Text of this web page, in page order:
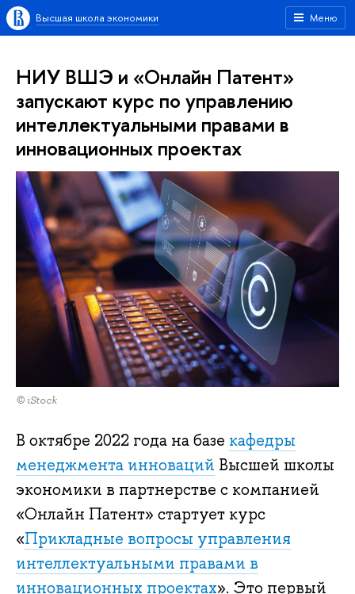
Меню
Высшая школа экономики
НИУ ВШЭ и «Онлайн Патент»
запускают курс по управлению
интеллектуальными правами в
инновационных проектах
© iStock
В октябре 2022 года на базе кафедры
менеджмента инноваций Высшей школы
экономики в партнерстве с компанией
«Онлайн Патент» стартует курс
«Прикладные вопросы управления
интеллектуальными правами в
инновационных проектах». Это первый